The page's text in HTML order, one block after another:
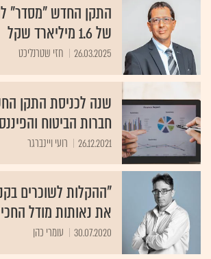
התקן החדש "מסדר"
של 1.6 מיליארד שקל
26.03.2025 חזי שטרנליכט
שנה לכניסת התקן
חברות הביטוח
26.12.2021 רועי ויינברגר
"ההקלות לשוכרים
את נאותות מודל
30.07.2020 עומרי כהן